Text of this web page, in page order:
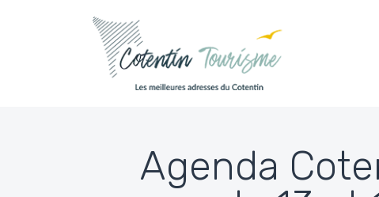
Agenda